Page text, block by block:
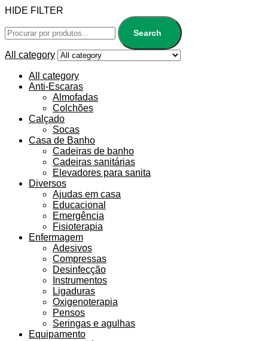
HIDE FILTER
Search
All category
All category
Anti-Escaras
Almofadas
Colchões
Calçado
Socas
Casa de Banho
Cadeiras de banho
Cadeiras sanitárias
Elevadores para sanita
Diversos
Ajudas em casa
Educacional
Emergência
Fisioterapia
Enfermagem
Adesivos
Compressas
Desinfecção
Instrumentos
Ligaduras
Oxigenoterapia
Pensos
Seringas e agulhas
Equipamento